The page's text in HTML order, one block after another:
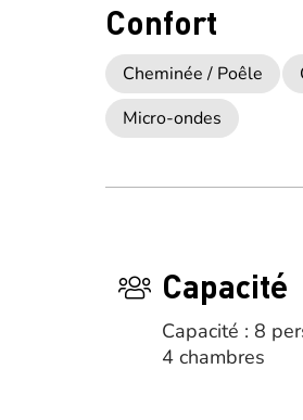
Confort
Cheminée / Poêle
Micro-ondes
Capacité
Capacité : 8
4 chambres